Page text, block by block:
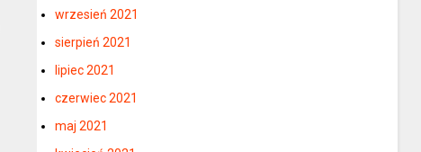
wrzesień 2021
sierpień 2021
lipiec 2021
czerwiec 2021
maj 2021